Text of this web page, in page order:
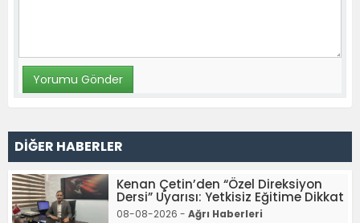
DİĞER HABERLER
Kenan Çetin’den “Özel Direksiyon
Dersi” Uyarısı: Yetkisiz Eğitime Dikkat
08-08-2026 - Ağrı Haberleri